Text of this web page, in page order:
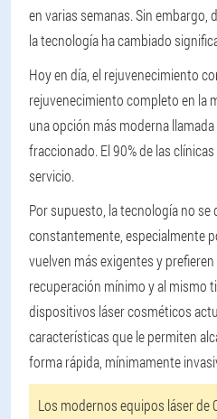
en varias semanas. Sin embargo,
la tecnología ha cambiado
Hoy en día, el rejuvenecimiento
rejuvenecimiento completo en la
una opción más moderna
fraccionado. El 90% de las
servicio.
Por supuesto, la tecnología no
constantemente, especialmente
vuelven más exigentes y
recuperación mínimo y al mismo
dispositivos láser cosméticos
características que le permiten
forma rápida, mínimamente
Los modernos equipos láser de